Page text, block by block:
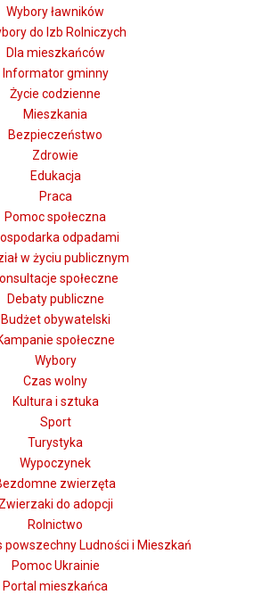
Wybory ławników
do Izb Rolniczych
Dla mieszkańców
Informator gminny
Życie codzienne
Mieszkania
Bezpieczeństwo
Zdrowie
Edukacja
Praca
Pomoc społeczna
odpadami
w życiu publicznym
społeczne
Debaty publiczne
Budżet obywatelski
społeczne
Wybory
Czas wolny
Kultura i sztuka
Sport
Turystyka
Wypoczynek
zwierzęta
Zwierzaki do adopcji
Rolnictwo
powszechny Ludności i Mieszkań
Pomoc Ukrainie
Portal mieszkańca